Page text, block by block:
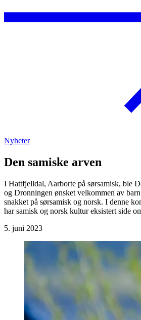
Nyheter
Den samiske arven
I Hattfjelldal, Aarborte på sørsamisk, ble
og Dronningen ønsket velkommen av
snakket på sørsamisk og norsk. I denne
har samisk og norsk kultur eksistert side
5. juni 2023